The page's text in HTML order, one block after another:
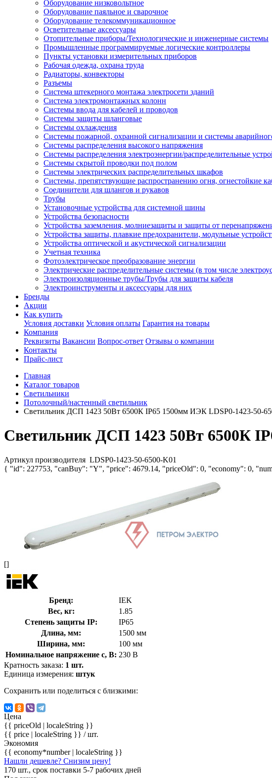
Оборудование низковольтное
Оборудование паяльное и сварочное
Оборудование телекоммуникационное
Осветительные аксессуары
Отопительные приборы/Технологические и инженерные системы
Промышленные программируемые логические контроллеры
Пункты установки измерительных приборов
Рабочая одежда, охрана труда
Радиаторы, конвекторы
Разъемы
Система штекерного монтажа электросети зданий
Система электромонтажных колонн
Системы ввода для кабелей и проводов
Системы защиты шланговые
Системы охлаждения
Системы пожарной, охранной сигнализации и системы
Системы распределения высокого напряжения
Системы распределения электроэнергии/распределительные
Системы скрытой проводки под полом
Системы электрических распределительных шкафов
Системы, препятствующие распространению огня, огнестойкие
Соединители для шлангов и рукавов
Трубы
Установочные устройства для системной шины
Устройства безопасности
Устройства заземления, молниезащиты и защиты от
Устройства защиты, плавкие предохранители, модульные
Устройства оптической и акустической сигнализации
Учетная техника
Фотоэлектрическое преобразование энергии
Электрические распределительные системы (в том числе
Электроизоляционные трубы/Трубы для защиты кабеля
Электроинструменты и аксессуары для них
Бренды
Акции
Как купить
Условия доставки Условия оплаты Гарантия на товары
Компания
Реквизиты Вакансии Вопрос-ответ Отзывы о компании
Контакты
Прайс-лист
Главная
Каталог товаров
Светильники
Потолочный/настенный светильник
Светильник ДСП 1423 50Вт 6500К IP65 1500мм ИЭК LDSP0-1423-50-
Светильник ДСП 1423 50Вт 6500К
Артикул производителя LDSP0-1423-50-6500-K01
{ "id": 227753, "canBuy": "Y", "price": 4679.14, "priceOld": 0, "economy": 0,
[]
Бренд:
IEK
Вес, кг:
1.85
Степень защиты IP:
IP65
Длина, мм:
1500 мм
Ширина, мм:
100 мм
Номинальное напряжение с, В: 230 В
Кратность заказа: 1 шт.
Единица измерения: штук
Сохранить или поделиться с близкими:
Цена
{{ priceOld | localeString }}
{{ price | localeString }} / шт.
Экономия
{{ economy*number | localeString }}
Нашли дешевле? Снизим цену!
170 шт., срок поставки 5-7 рабочих дней